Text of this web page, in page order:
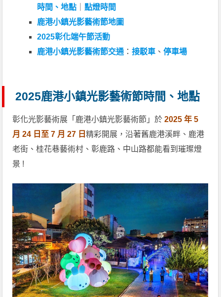
時間、地點 ｜點燈時間
鹿港小鎮光影藝術節地圖
2025彰化端午節活動
鹿港小鎮光影藝術節交通 ：接駁車 、停車場
2025鹿港小鎮光影藝術節時間、地點
彰化光影藝術展「鹿港小鎮光影藝術節」於2025 年 5
月 24 日至 7 月 27 日精彩開展，沿著舊鹿港溪畔、鹿港
老街、桂花巷藝術村、彰鹿路、中山路都能看到璀璨燈
景 !